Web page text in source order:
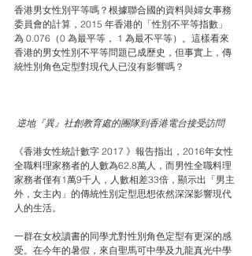
香港男女性別平等嗎？根據聯合國的資料與婦女事務
委員會的計算，2015 年香港的「性別不平等指數」
為 0.076（0 為最平等， 1 為最不平等）。這樣看來
香港的男女性別不平等問題已成歷史，但事實上，傳
統性別角色定型對現代人已沒有影響嗎？
逆地『異』社創教育處的團隊到香港電台接受訪問
《香港女性統計數字 2017 》報告指出，2016年女性
全職料理家務者的人數為62.8萬人，而男性全職料理
家務者僅有1萬9千人，人數相差33倍，顯示出「男主
外，女主內」的傳統性別定型思想依然深深影響現代
人的生活。
一群在女校讀書的同學尤對性別角色定型有更深的感
受。在今年的暑假，來自聖馬可中學及九龍真光中學